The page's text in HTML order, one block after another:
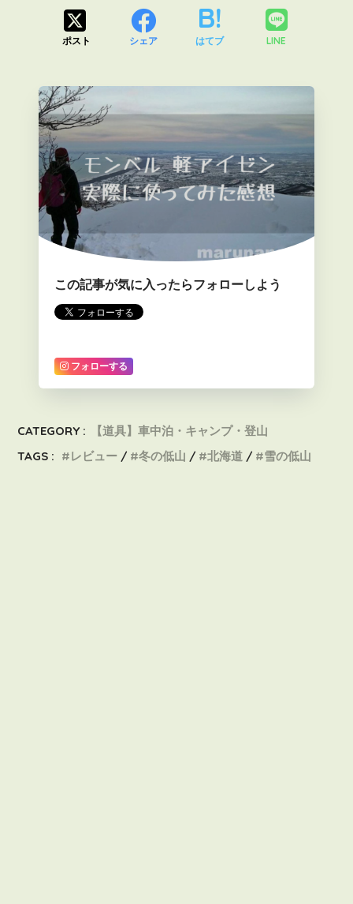
ポスト シェア はてブ LINE
この記事が気に入ったらフォローしよう
フォローする
CATEGORY :
【道具】車中泊・キャンプ・登山
TAGS :
レビュー 冬の低山 北海道 雪の低山